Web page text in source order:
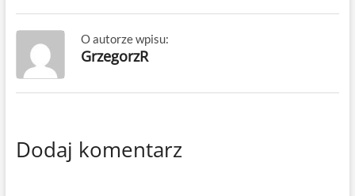
O autorze wpisu:
GrzegorzR
Dodaj komentarz